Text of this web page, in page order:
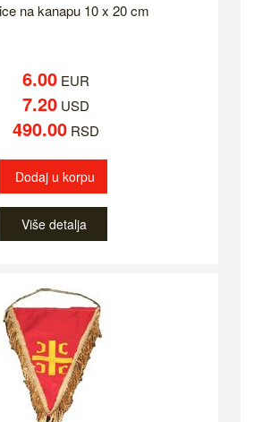
na kanapu 10 x 20 cm
6.00 EUR
7.20 USD
490.00 RSD
Dodaj u korpu
Više detalja